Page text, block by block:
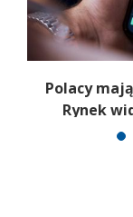
Polacy
Rynek